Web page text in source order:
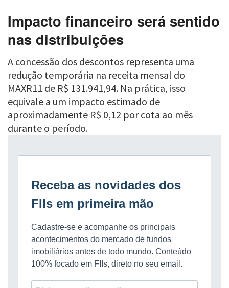
Impacto financeiro será sentido
nas distribuições
A concessão dos descontos representa uma
redução temporária na receita mensal do
MAXR11 de R$ 131.941,94. Na prática, isso
equivale a um impacto estimado de
aproximadamente R$ 0,12 por cota ao mês
durante o período.